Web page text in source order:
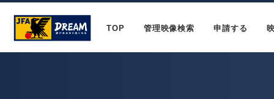
TOP 管理映像検索 申請する